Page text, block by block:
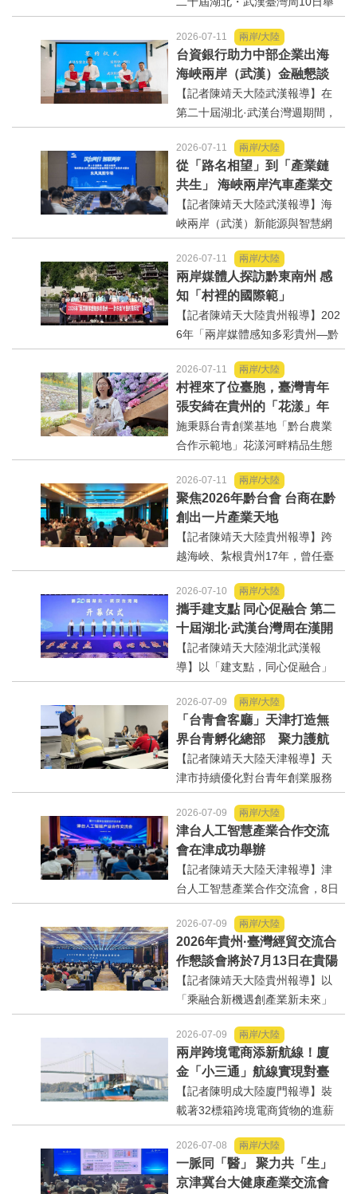
辦海峽兩岸數智產業專題交流
會，臺灣亞太高科技產業發展促
進協會副會長、臺灣交通大學終
身教授馮明憲圍繞全球數智產業
趨勢作主題演講，他提出，湖
北...
2026-07-11 兩岸/大陸
台資銀行助力中部企業出海
海峽兩岸（武漢）金融懇談
會促成多項合作
【記者陳靖天大陸武漢報導】在
第二十屆湖北·武漢台灣週期間，
由江漢區人民政府主辦的「海峽
兩岸（武漢）金融服務外貿發展
懇談會」10日在太平洋金融廣場
舉行。本次活動以「金融賦能融
促兩岸」為主題...
2026-07-11 兩岸/大陸
從「路名相望」到「產業鏈
共生」 海峽兩岸汽車產業交
流會在漢舉行，台商在車穀
年創產值近百億元
【記者陳靖天大陸武漢報導】海
峽兩岸（武漢）新能源與智慧網
聯汽車產業融合發展交流會，10
日在武漢經開區舉行，台資企業
代表，大陸整車廠、重點汽車零
部件供應商、區內重點台資企業
代表等約300名領導嘉賓齊聚
一...
2026-07-11 兩岸/大陸
兩岸媒體人探訪黔東南州 感
知「村裡的國際範」
【記者陳靖天大陸貴州報導】202
6年「兩岸媒體感知多彩貴州—黔
東南‘村裡的國際範‘」主題採訪活
動，9日在貴州省黔東南苗族侗族
自治州正式啟動，兩岸媒體記者
與臺灣自媒體人30餘人深入貴州
黔東...
2026-07-11 兩岸/大陸
村裡來了位臺胞，臺灣青年
張安綺在貴州的「花漾」年
華
施秉縣台青創業基地「黔台農業
合作示範地」花漾河畔精品生態
農業旅遊觀光園，基地負責人、
臺灣青年張安綺訴說開始自己
「花漾」年華的故事。【記者陳
靖天大陸貴州報導】參加「兩岸
媒體感知多彩貴州—黔東...
2026-07-11 兩岸/大陸
聚焦2026年黔台會 台商在黔
創出一片產業天地
【記者陳靖天大陸貴州報導】跨
越海峽、紮根貴州17年，曾任臺
灣宜蘭大學食品科技學系教授的
余嚴尊，因一顆佈滿小刺的野果
「刺梨」，將貴州視為第二故
鄉。累計申請專利62項、商標64
1個，構建從種植到深加工的...
2026-07-10 兩岸/大陸
攜手建支點 同心促融合 第二
十屆湖北·武漢台灣周在漢開
幕 郭金龍、關志鷗、李殿
勳、潘賢掌、蕭旭岑等出席
【記者陳靖天大陸湖北武漢報
導】以「建支點，同心促融合」
為主題的第二十屆湖北·武漢台灣
周10日上午在武漢開幕，近千名
嘉賓齊聚荊楚，共敘親情、共話
合作、共謀發展。本屆台灣週由
湖北省人民政府、...
2026-07-09 兩岸/大陸
「台青會客廳」天津打造無
界台青孵化總部 聚力護航
台青紮根、深化兩岸青年交
融合作
【記者陳靖天大陸天津報導】天
津市持續優化對台青年創業服務
環境，協助來津發展的台青在陌
生城市快速適應新環境、搭建在
地人脈圈層、對接優質產業資
源。天津市台辦新聞處處長史文
澤9日上午安排「台青會客廳」
交...
2026-07-09 兩岸/大陸
津台人工智慧產業合作交流
會在津成功舉辦
【記者陳靖天大陸天津報導】津
台人工智慧產業合作交流會，8日
下午在天津新區天開華苑科技園
成功舉辦。緊扣本屆津台投洽會
「深化津台科創融合、賦能數位
產業發展」核心主旨，聚焦人工
智慧前沿技術、產業落地應用...
2026-07-09 兩岸/大陸
2026年貴州·臺灣經貿交流合
作懇談會將於7月13日在貴陽
開幕
【記者陳靖天大陸貴州報導】以
「乘融合新機遇創產業新未來」
為主題的2026年貴州·臺灣經貿交
流合作懇談會（簡稱「黔台
會」）將於7月13日在貴陽開幕，
全方位展現新時代黔台交流合作
的嶄新成效與風...
2026-07-09 兩岸/大陸
兩岸跨境電商添新航線！廈
金「小三通」航線實現對臺
灣地區四大核心港口全覆蓋
【記者陳明成大陸廈門報導】裝
載著32標箱跨境電商貨物的進薪
輪，7月6日從廈門港海天碼頭拔
錨起航，這是廈門—金門—基隆
「小三通」跨境電商海運快線的
首航該輪經金門後於7月7日上午
2026-07-08 兩岸/大陸
一脈同「醫」 聚力共「生」
京津冀台大健康產業交流會